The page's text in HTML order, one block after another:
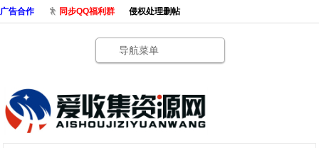
广告合作 同步QQ福利群 侵权处理删帖
导航菜单